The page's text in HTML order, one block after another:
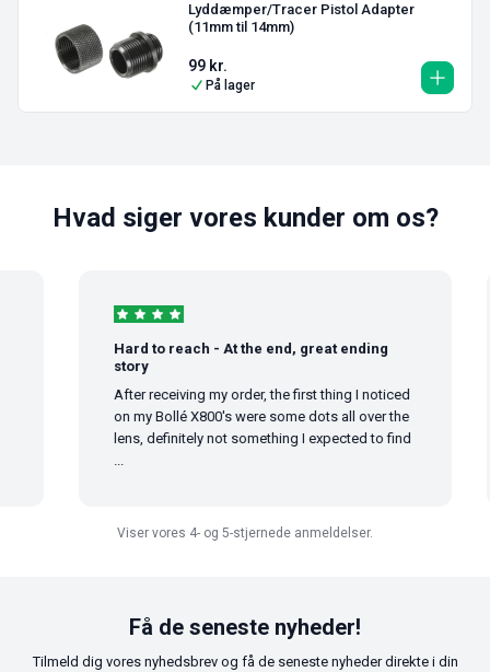
Lyddæmper/Tracer Pistol Adapter
(11mm til 14mm)
99 kr.
På lager
Hvad siger vores kunder om os?
Hard to reach - At the end, great ending
story
After receiving my order, the first thing I noticed
on my Bollé X800's were some dots all over the
lens, definitely not something I expected to find
Viser vores 4- og 5-stjernede anmeldelser.
Få de seneste nyheder!
Tilmeld dig vores nyhedsbrev og få de seneste nyheder direkte i din